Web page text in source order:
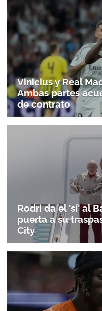
Vinicius y Real
Ambas partes
de contrato
Rodri da el 'sí' al
puerta a su
City